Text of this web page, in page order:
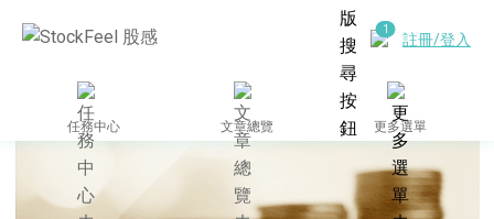
註冊/登入
任務中心 文章總覽 更多選單